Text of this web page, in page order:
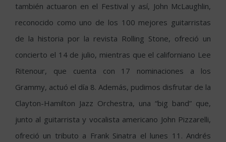
también actuaron en el Festival y así, John McLaughlin,
reconocido como uno de los 100 mejores guitarristas
de la historia por la revista Rolling Stone, ofreció un
concierto el 14 de julio, mientras que el californiano Lee
Ritenour, que cuenta con 17 nominaciones a los
Grammy, actuó el día 8. Además, pudimos disfrutar de la
Clayton-Hamilton Jazz Orchestra, una “big band” que,
junto al guitarrista y vocalista americano John Pizzarelli,
ofreció un tributo a Frank Sinatra el lunes 11. Andrés